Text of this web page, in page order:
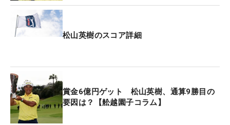
松山英樹のスコア詳細
賞金6億円ゲット 松山英樹、通算9勝目の
要因は？【舩越園子コラム】